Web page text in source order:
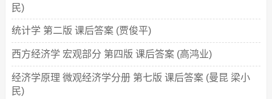
民)
统计学 第二版 课后答案 (贾俊平)
西方经济学 宏观部分 第四版 课后答案 (高鸿业)
经济学原理 微观经济学分册 第七版 课后答案 (曼昆 梁小
民)